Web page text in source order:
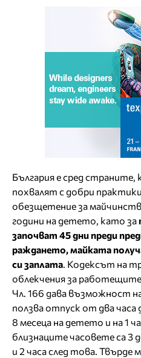
България е сред
похвалят с добри
обезщетение за
години на детето, като за
започват 45 дни преди
раждането, майката
си заплата. Кодексът на
облекчения за
Чл. 166 дава възможност
ползва отпуск от два
8 месеца на детето и на 1
близнаците часовете са 3
и 2 часа след това.